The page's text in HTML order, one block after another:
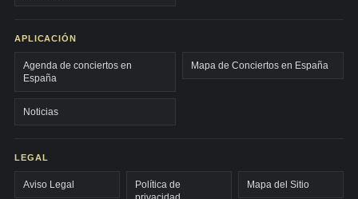
APLICACIÓN
Agenda de conciertos en
España
Mapa de Conciertos en España
Noticias
LEGAL
Aviso Legal
Política de
Mapa del Sitio